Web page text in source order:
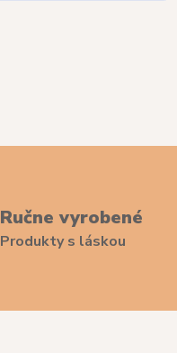
Ručne vyrobené
Produkty s láskou